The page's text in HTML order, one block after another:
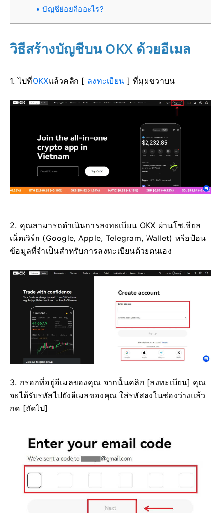
บัญชีย่อยคืออะไร?
วิธีสร้างบัญชีบน OKX ด้วยอีเมล
1. ไปที่OKXแล้วคลิก [ ลงทะเบียน ] ที่มุมขวาบน
2. คุณสามารถดำเนินการลงทะเบียน OKX ผ่านโซเชียล
เน็ตเวิร์ก (Google, Apple, Telegram, Wallet) หรือป้อน
ข้อมูลที่จำเป็นสำหรับการลงทะเบียนด้วยตนเอง
3. กรอกที่อยู่อีเมลของคุณ จากนั้นคลิก [ลงทะเบียน] คุณ
จะได้รับรหัสไปยังอีเมลของคุณ ใส่รหัสลงในช่องว่างแล้ว
กด [ถัดไป]